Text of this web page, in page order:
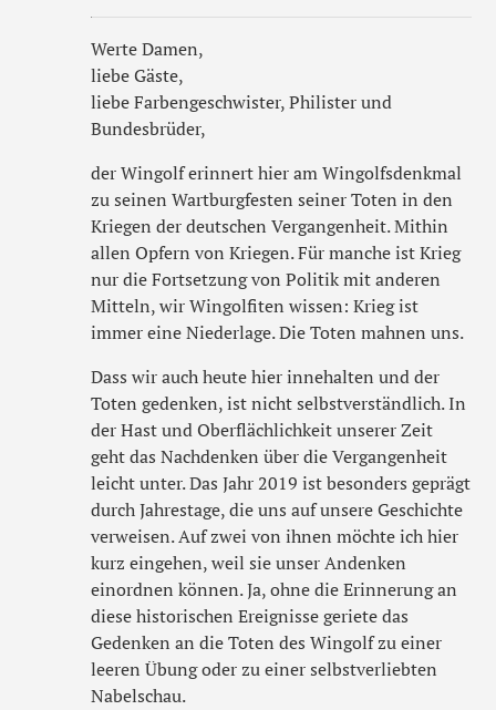
Werte Damen,
liebe Gäste,
liebe Farbengeschwister, Philister und
Bundesbrüder,
der Wingolf erinnert hier am Wingolfsdenkmal
zu seinen Wartburgfesten seiner Toten in den
Kriegen der deutschen Vergangenheit. Mithin
allen Opfern von Kriegen. Für manche ist Krieg
nur die Fortsetzung von Politik mit anderen
Mitteln, wir Wingolfiten wissen: Krieg ist
immer eine Niederlage. Die Toten mahnen uns.
Dass wir auch heute hier innehalten und der
Toten gedenken, ist nicht selbstverständlich. In
der Hast und Oberflächlichkeit unserer Zeit
geht das Nachdenken über die Vergangenheit
leicht unter. Das Jahr 2019 ist besonders geprägt
durch Jahrestage, die uns auf unsere Geschichte
verweisen. Auf zwei von ihnen möchte ich hier
kurz eingehen, weil sie unser Andenken
einordnen können. Ja, ohne die Erinnerung an
diese historischen Ereignisse geriete das
Gedenken an die Toten des Wingolf zu einer
leeren Übung oder zu einer selbstverliebten
Nabelschau.